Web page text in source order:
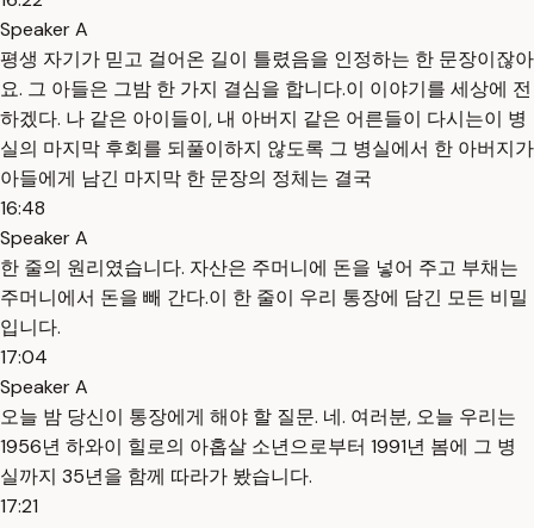
Speaker A
평생 자기가 믿고 걸어온 길이 틀렸음을 인정하는 한 문장이잖아
요. 그 아들은 그밤 한 가지 결심을 합니다.이 이야기를 세상에 전
하겠다. 나 같은 아이들이, 내 아버지 같은 어른들이 다시는이 병
실의 마지막 후회를 되풀이하지 않도록 그 병실에서 한 아버지가
아들에게 남긴 마지막 한 문장의 정체는 결국
16:48
Speaker A
한 줄의 원리였습니다. 자산은 주머니에 돈을 넣어 주고 부채는
주머니에서 돈을 빼 간다.이 한 줄이 우리 통장에 담긴 모든 비밀
입니다.
17:04
Speaker A
오늘 밤 당신이 통장에게 해야 할 질문. 네. 여러분, 오늘 우리는
1956년 하와이 힐로의 아홉살 소년으로부터 1991년 봄에 그 병
실까지 35년을 함께 따라가 봤습니다.
17:21